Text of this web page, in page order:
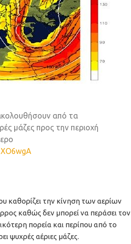
από τα
μάζες προς την περιοχή
καθορίζει την κίνηση των αερίων
καθώς δεν μπορεί να περάσει τον
πορεία και περίπου από το
ψυχρές αέριες μάζες.